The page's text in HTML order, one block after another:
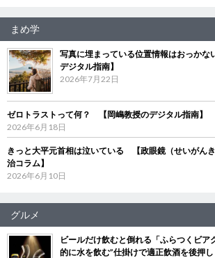
まめ学
写真に埋まっている位置情報はおっか
デジタル指南】
2026年7月22日
ゼロトラストって何？ 【岡嶋教授のデジタル指南】
2026年6月18日
きっと大平元首相は泣いている 【政眼鏡（せいがん
治コラム】
2026年6月10日
グルメ
ビールだけ飲むと倒れる「ふらつくビ
的に水を飲む”仕掛けで適正飲酒を後押し